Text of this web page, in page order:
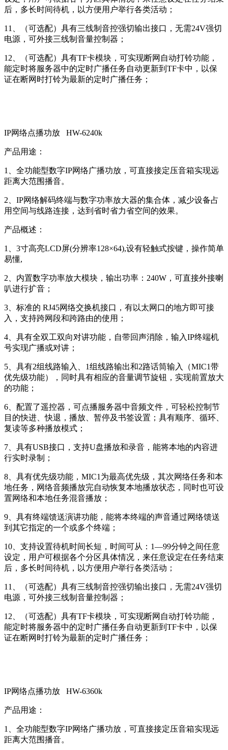
后，多长时间待机，以方便用户举行各类活动；
11、（可选配）具有三线制音控强切输出接口，无需24V强切
电源，可外接三线制音量控制器；
12、（可选配）具有TF卡模块，可实现断网自动打铃功能，
能定时将服务器中的定时广播任务自动更新到TF卡中，以保
证在断网时打铃为最新的定时广播任务；
IP网络点播功放 HW-6240k
产品用途：
1、全功能型数字IP网络广播功放，可直接接定压音箱实现远
距离大范围播音。
2、IP网络解码终端与数字功率放大器的集合体，减少设备占
用空间与线路连接，达到省时省力省空间的效果。
产品概述：
1、3寸高亮LCD屏(分辨率128×64),设有轻触式按键，操作简单
易懂,
2、内置数字功率放大模块，输出功率：240W，可直接外接喇
叭进行扩音；
3、标准的 RJ45网络交换机接口，有以太网口的地方即可接
入，支持跨网段和跨路由的使用；
4、具有全双工双向对讲功能，自带回声消除，输入IP终端机
号实现广播或对讲；
5、具有2组线路输入、1组线路输出和2路话筒输入（MIC1带
优先级功能），同时具有相应的音量调节旋钮，实现前置放大
的功能；
6、配置了遥控器，可点播服务器中音频文件，可轻松控制节
目的快进、快退，播放、暂停及书签设置；具有顺序、循环、
复读等多种播放模式；
7、具有USB接口，支持U盘播放和录音，能将本地的内容进
行实时录制；
8、具有优先级功能，MIC1为最高优先级，其次网络任务和本
地任务，网络音频播放完自动恢复本地播放状态，同时也可设
置网络和本地任务混音播放；
9、具有终端馈送演讲功能，能将本终端的声音通过网络馈送
到其它指定的一个或多个终端；
10、支持设置待机时间长短，时间可从：1—99分钟之间任意
设定，用户可根据各个分区具体情况，来任意设定在任务结束
后，多长时间待机，以方便用户举行各类活动；
11、（可选配）具有三线制音控强切输出接口，无需24V强切
电源，可外接三线制音量控制器；
12、（可选配）具有TF卡模块，可实现断网自动打铃功能，
能定时将服务器中的定时广播任务自动更新到TF卡中，以保
证在断网时打铃为最新的定时广播任务；
IP网络点播功放 HW-6360k
产品用途：
1、全功能型数字IP网络广播功放，可直接接定压音箱实现远
距离大范围播音。